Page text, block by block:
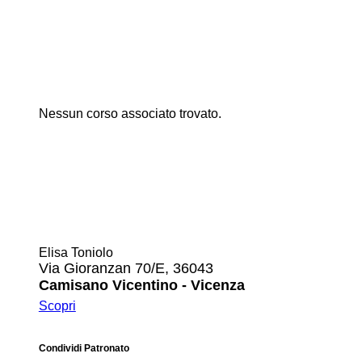
Nessun corso associato trovato.
Elisa Toniolo
Via Gioranzan 70/E, 36043
Camisano Vicentino - Vicenza
Scopri
Condividi Patronato